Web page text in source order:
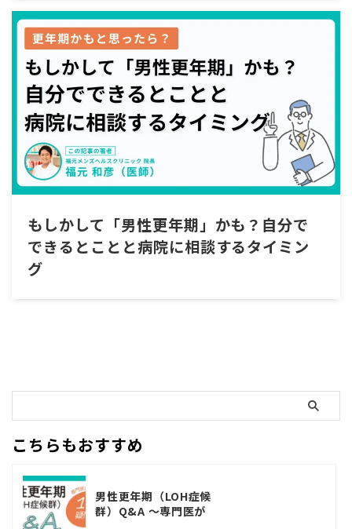
もしかして「男性更年期」かも？自分で
できるとことと病院に相談するタイミン
グ
こちらもおすすめ
男性更年期（LOH症候
群）Q&A ～専門医が